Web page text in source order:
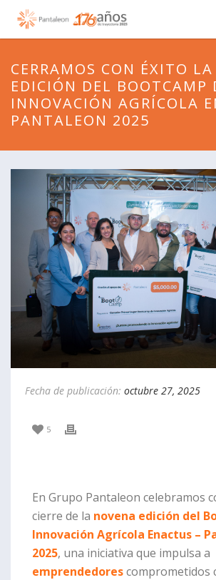
CERRAMOS CON ÉXITO
EDICIÓN DEL BOOTCAMP
INNOVACIÓN AGRÍCOLA
PANTALEON 2025
Fecha de publicación: octubre 27, 2025
5
En Grupo Pantaleon celebramos
cierre de la novena edición del
Innovación Agrícola Enactus –
2025, una iniciativa que impulsa a
emprendedorescomprometidos